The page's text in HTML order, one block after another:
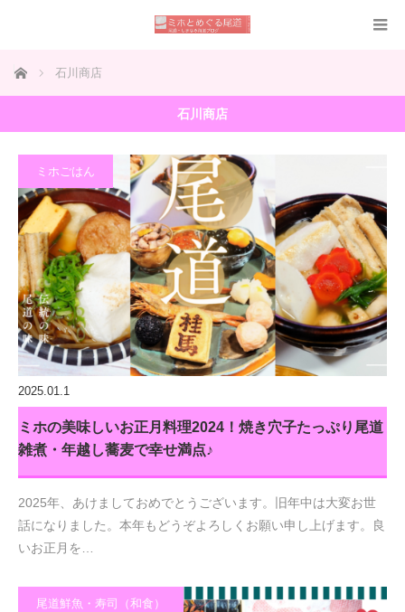
ホーム 石川商店
石川商店
ミホごはん
2025.01.1
ミホの美味しいお正月料理2024！焼き穴子たっぷり尾道
雑煮・年越し蕎麦で幸せ満点♪
2025年、あけましておめでとうございます。旧年中は大変お世
話になりました。本年もどうぞよろしくお願い申し上げます。良
いお正月を…
尾道鮮魚・寿司（和食）